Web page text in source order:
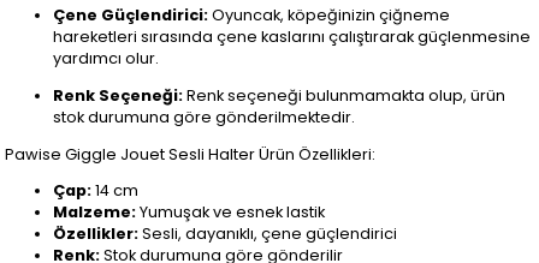
Çene Güçlendirici:Oyuncak, köpeğinizin çiğneme
hareketleri sırasında çene kaslarını çalıştırarak güçlenmesine
yardımcı olur.
Renk Seçeneği:Renk seçeneği bulunmamakta olup, ürün
stok durumuna göre gönderilmektedir.
Pawise Giggle Jouet Sesli Halter Ürün Özellikleri:
Çap:14 cm
Malzeme:Yumuşak ve esnek lastik
Özellikler:Sesli, dayanıklı, çene güçlendirici
Renk:Stok durumuna göre gönderilir